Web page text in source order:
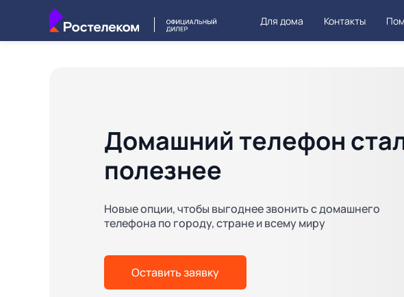
Для дома Контакты
Домашний телефон
полезнее
Новые опции, чтобы выгоднее звонить с домашнего
телефона по городу, стране и всему миру
Оставить заявку